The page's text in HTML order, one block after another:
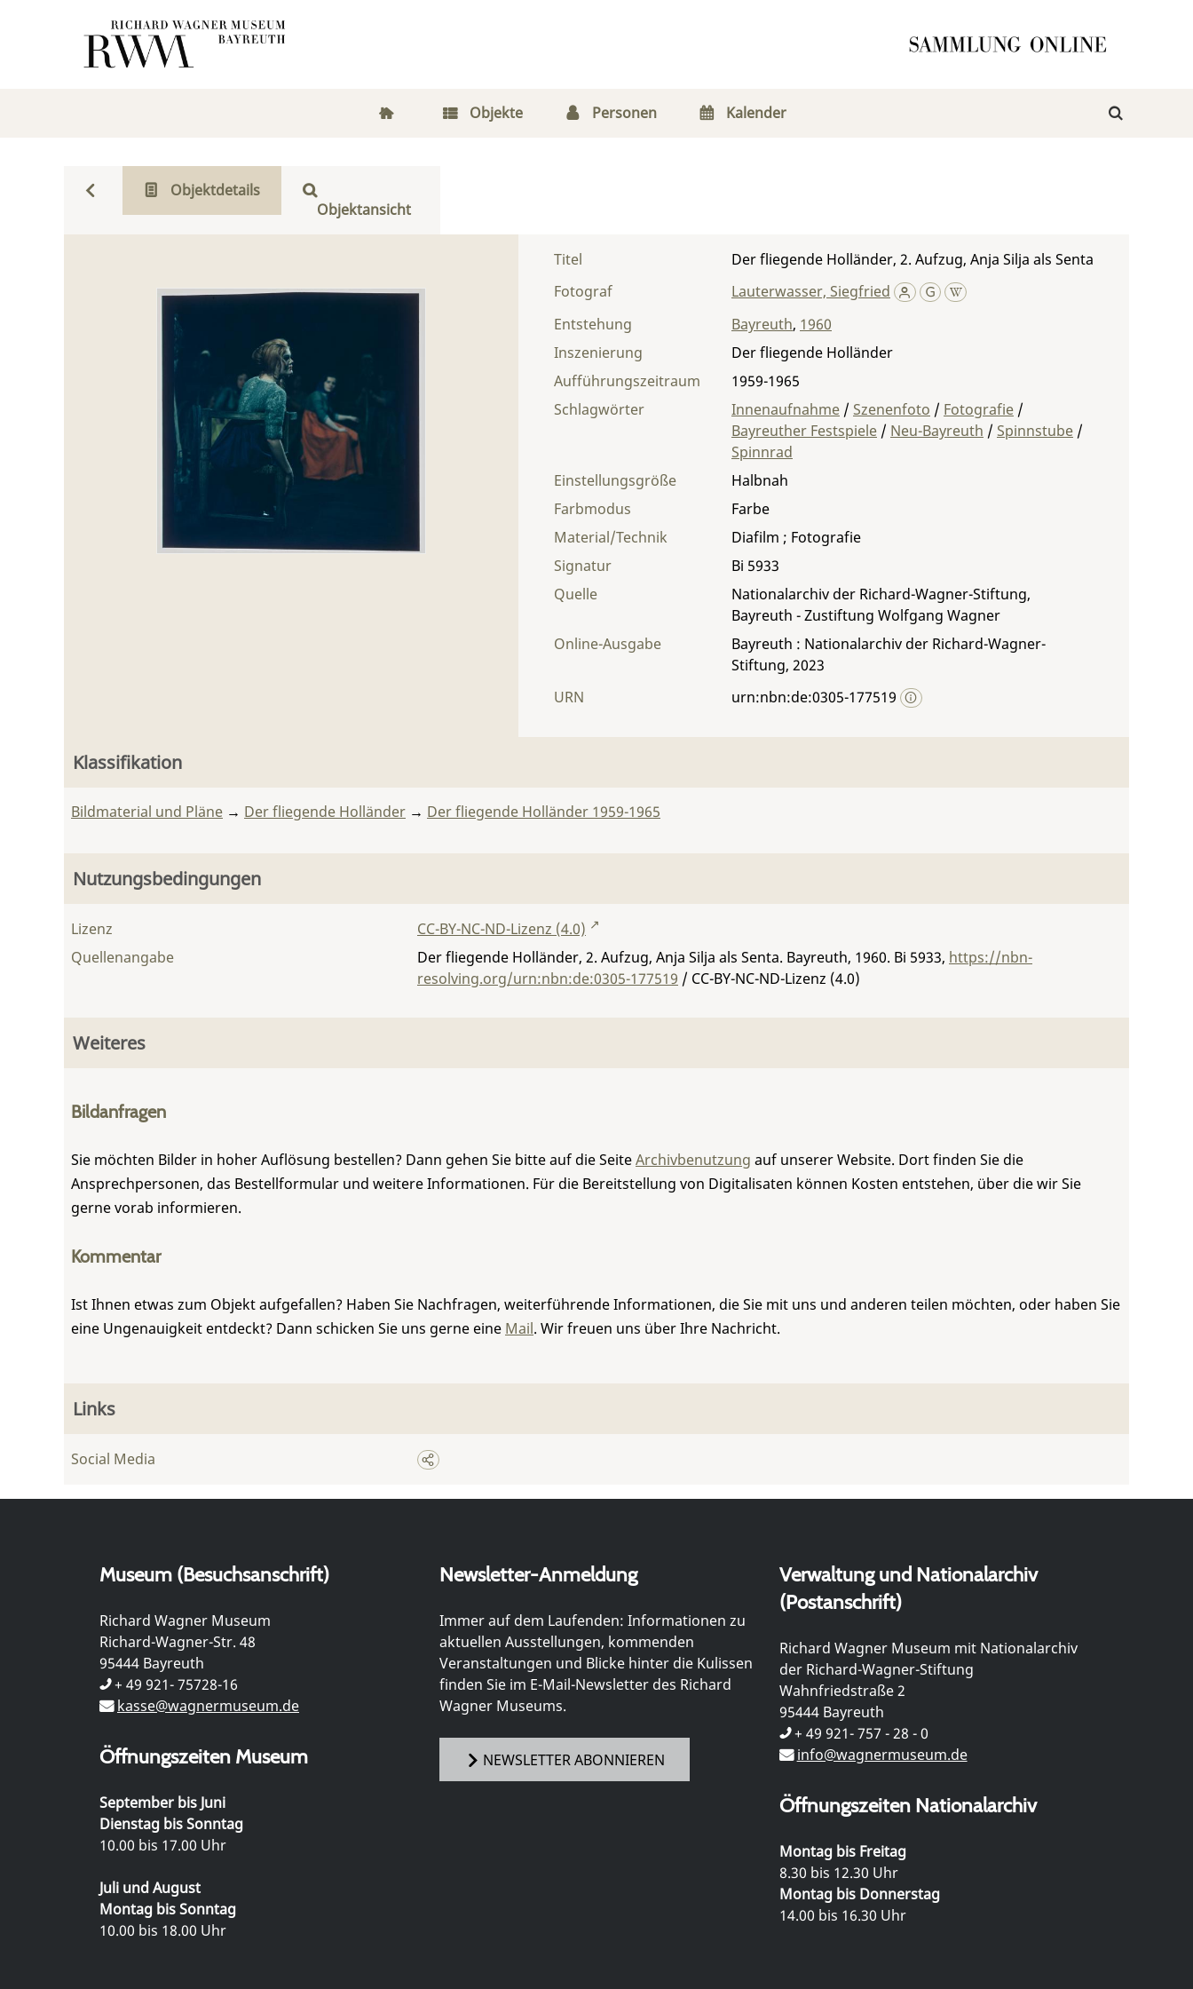
Objekte Personen Kalender
Objektdetails
Objektansicht
Titel
Der fliegende Holländer, 2. Aufzug, Anja Silja als Senta
Fotograf
Lauterwasser, Siegfried
Entstehung
Bayreuth, 1960
Material/Technik Diafilm ; Fotografie
Einstellungsgröße
Halbnah
Farbmodus
Farbe
Inszenierung
Der fliegende Holländer
Aufführungszeitraum
1959-1965
Signatur
Bi 5933
Quelle
Nationalarchiv der Richard-Wagner-Stiftung,
Bayreuth - Zustiftung Wolfgang Wagner
Schlagwörter Innenaufnahme / Szenenfoto / Fotografie /
Bayreuther Festspiele / Neu-Bayreuth / Spinnstube /
Spinnrad
Online-Ausgabe
Bayreuth : Nationalarchiv der Richard-Wagner-
Stiftung, 2023
URN
urn:nbn:de:0305-177519
Klassifikation
Bildmaterial und Pläne → Der fliegende Holländer → Der fliegende Holländer 1959-1965
Nutzungsbedingungen
Lizenz
CC-BY-NC-ND-Lizenz (4.0)
Quellenangabe
Der fliegende Holländer, 2. Aufzug, Anja Silja als Senta. Bayreuth, 1960. Bi 5933, https://nbn-
resolving.org/urn:nbn:de:0305-177519 / CC-BY-NC-ND-Lizenz (4.0)
Weiteres
Bildanfragen
Sie möchten Bilder in hoher Auflösung bestellen? Dann gehen Sie bitte auf die SeiteArchivbenutzung auf unserer Website. Dort finden Sie die
Ansprechpersonen, das Bestellformular und weitere Informationen. Für die Bereitstellung von Digitalisaten können Kosten entstehen, über die wir Sie
gerne vorab informieren.
Kommentar
Ist Ihnen etwas zum Objekt aufgefallen? Haben Sie Nachfragen, weiterführende Informationen, die Sie mit uns und anderen teilen möchten, oder haben Sie
eine Ungenauigkeit entdeckt? Dann schicken Sie uns gerne eine Mail. Wir freuen uns über Ihre Nachricht.
Links
Social Media
Museum (Besuchsanschrift)
Richard Wagner Museum
Richard-Wagner-Str. 48
95444 Bayreuth
+ 49 921- 75728-16
kasse@wagnermuseum.de
Öffnungszeiten Museum
September bis Juni
Dienstag bis Sonntag
10.00 bis 17.00 Uhr
Juli und August
Montag bis Sonntag
10.00 bis 18.00 Uhr
Newsletter-Anmeldung
Immer auf dem Laufenden: Informationen zu
aktuellen Ausstellungen, kommenden
Veranstaltungen und Blicke hinter die Kulissen
finden Sie im E-Mail-Newsletter des Richard
Wagner Museums.
NEWSLETTER ABONNIEREN
Verwaltung und Nationalarchiv
(Postanschrift)
Richard Wagner Museum mit Nationalarchiv
der Richard-Wagner-Stiftung
Wahnfriedstraße 2
95444 Bayreuth
+ 49 921- 757 - 28 - 0
info@wagnermuseum.de
Öffnungszeiten Nationalarchiv
Montag bis Freitag
8.30 bis 12.30 Uhr
Montag bis Donnerstag
14.00 bis 16.30 Uhr